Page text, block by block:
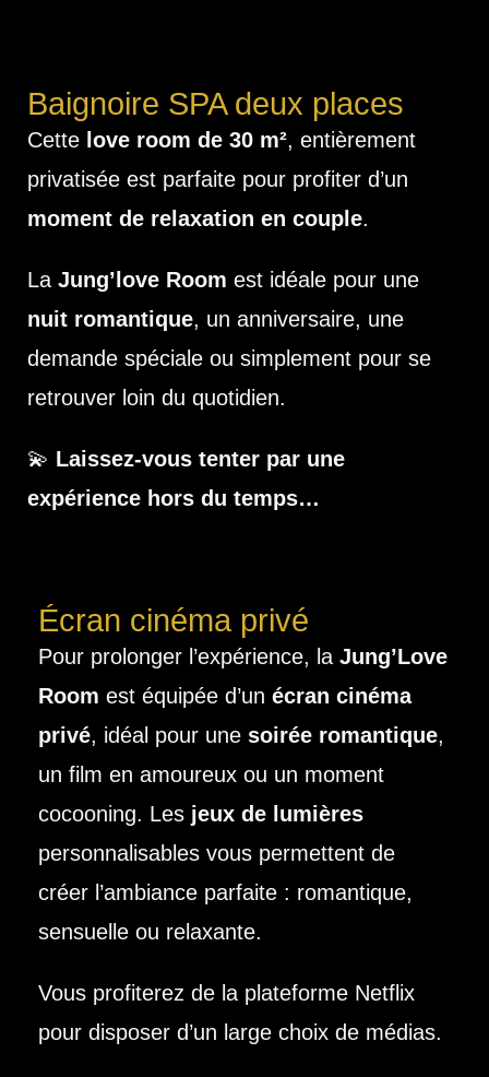
Baignoire SPA deux places
Cette love room de 30 m², entièrement
privatisée est parfaite pour profiter d’un
moment de relaxation en couple.
La Jung’love Room est idéale pour une
nuit romantique, un anniversaire, une
demande spéciale ou simplement pour se
retrouver loin du quotidien.
💫 Laissez-vous tenter par une
expérience hors du temps…
Écran cinéma privé
Pour prolonger l’expérience, la Jung’Love
Room est équipée d’un écran cinéma
privé, idéal pour une soirée romantique,
un film en amoureux ou un moment
cocooning. Les jeux de lumières
personnalisables vous permettent de
créer l’ambiance parfaite : romantique,
sensuelle ou relaxante.
Vous profiterez de la plateforme Netflix
pour disposer d’un large choix de médias.